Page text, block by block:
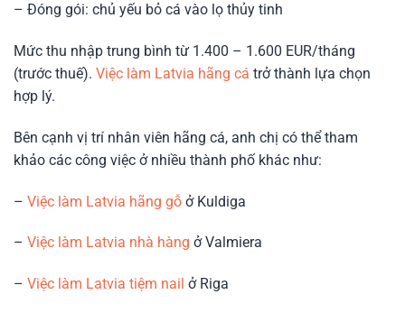
– Đóng gói: chủ yếu bỏ cá vào lọ thủy tinh
Mức thu nhập trung bình từ 1.400 – 1.600 EUR/tháng
(trước thuế). Việc làm Latvia hãng cá trở thành lựa chọn
hợp lý.
Bên cạnh vị trí nhân viên hãng cá, anh chị có thể tham
khảo các công việc ở nhiều thành phố khác như:
– Việc làm Latvia hãng gỗ ở Kuldiga
– Việc làm Latvia nhà hàng ở Valmiera
– Việc làm Latvia tiệm nail ở Riga